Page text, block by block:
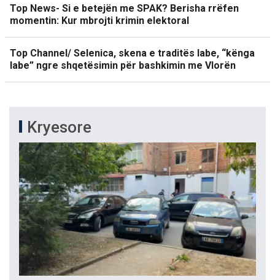
Top News- Si e betejën me SPAK? Berisha rrëfen
momentin: Kur mbrojti krimin elektoral
Top Channel/ Selenica, skena e traditës labe, “kënga
labe” ngre shqetësimin për bashkimin me Vlorën
Kryesore